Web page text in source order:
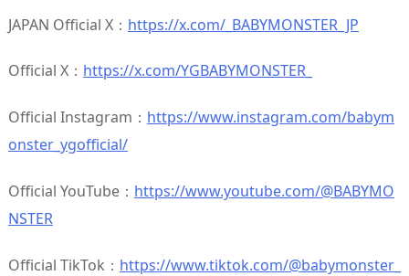
JAPAN Official X： https://x.com/_BABYMONSTER_JP
Official X： https://x.com/YGBABYMONSTER_
Official Instagram： https://www.instagram.com/babym
onster_ygofficial/
Official YouTube： https://www.youtube.com/@BABYMO
NSTER
Official TikTok： https://www.tiktok.com/@babymonster_